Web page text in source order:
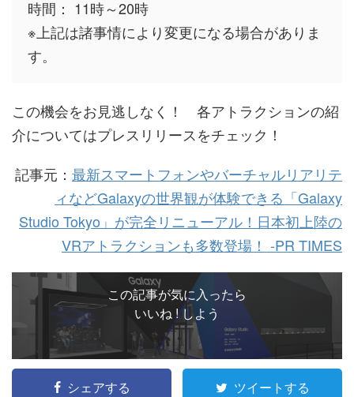
時間： 11時～20時
※上記は諸事情により変更になる場合がありま
す。
この機会をお見逃しなく！ 各アトラクションの紹
介についてはプレスリリースをチェック！
記事元： 最新スマートフォンやバーチャルリアリテ
ィなどGalaxyの世界観が体験できる「Galaxy
Studio Tokyo」が完全リニューアル！日本初上陸の
VRアトラクションも多数登場！ -PR TIMES
この記事が気に入ったら
いいね ! しよう
シェアする ツイートする